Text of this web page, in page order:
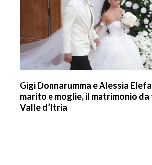
Gigi Donnarumma e Alessia
marito e moglie, il matrimonio da
Valle d’Itria